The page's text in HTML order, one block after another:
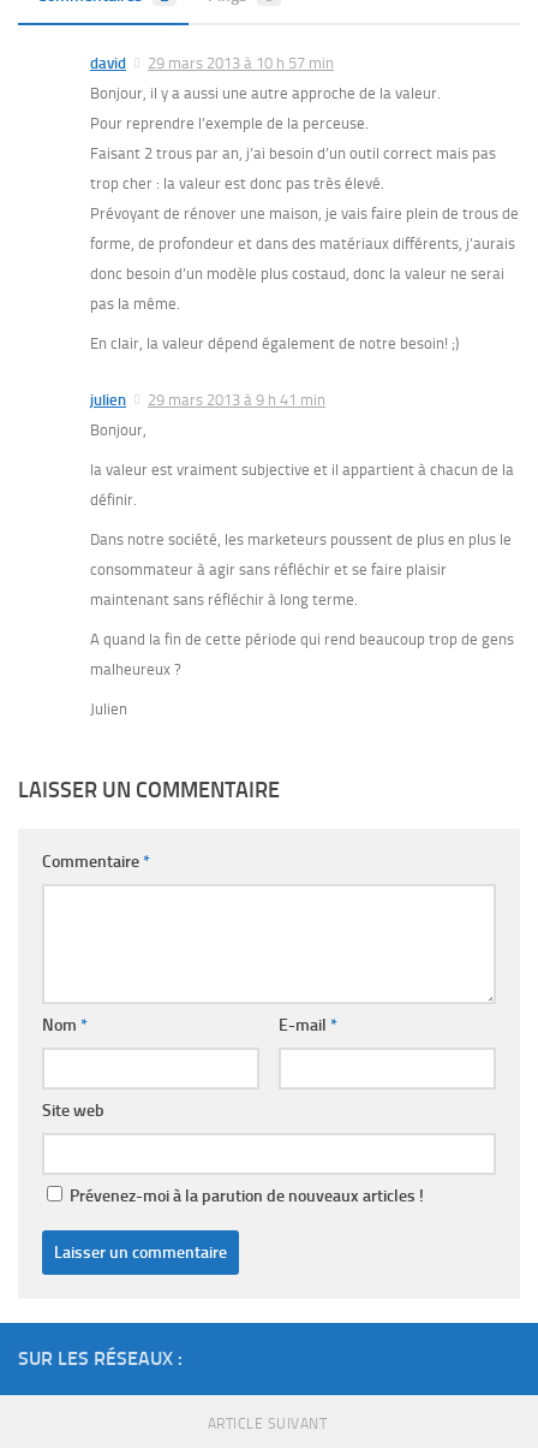
david
29 mars 2013 à 10 h 57 min
Bonjour, il y a aussi une autre approche de la valeur.
Pour reprendre l’exemple de la perceuse.
Faisant 2 trous par an, j’ai besoin d’un outil correct mais pas
trop cher : la valeur est donc pas très élevé.
Prévoyant de rénover une maison, je vais faire plein de trous de
forme, de profondeur et dans des matériaux différents, j’aurais
donc besoin d’un modèle plus costaud, donc la valeur ne serai
pas la même.
En clair, la valeur dépend également de notre besoin! ;)
julien
29 mars 2013 à 9 h 41 min
Bonjour,
la valeur est vraiment subjective et il appartient à chacun de la
définir.
Dans notre société, les marketeurs poussent de plus en plus le
consommateur à agir sans réfléchir et se faire plaisir
maintenant sans réfléchir à long terme.
A quand la fin de cette période qui rend beaucoup trop de gens
malheureux ?
Julien
LAISSER UN COMMENTAIRE
Commentaire*
Nom * E-mail *
Site web
Prévenez-moi à la parution de nouveaux articles !
SUR LES RÉSEAUX :
ARTICLE SUIVANT